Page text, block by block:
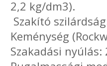
2,2 kg/dm3).
Szakító
Keménység
Szakadási nyúlás: